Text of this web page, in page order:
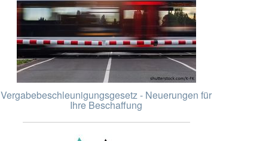
Vergabebeschleunigungsgesetz - Neuerungen für
Ihre Beschaffung